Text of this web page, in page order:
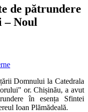
de pătrundere
– Noul
Domnului la Catedrala
or. Chișinău, a avut
în esența Sfintei
Ioan Plămădeală.